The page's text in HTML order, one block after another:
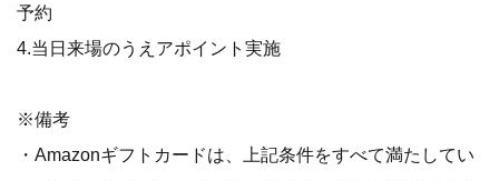
予約
4.当日来場のうえアポイント実施
※備考
・Amazonギフトカードは、上記条件をすべて満たしてい